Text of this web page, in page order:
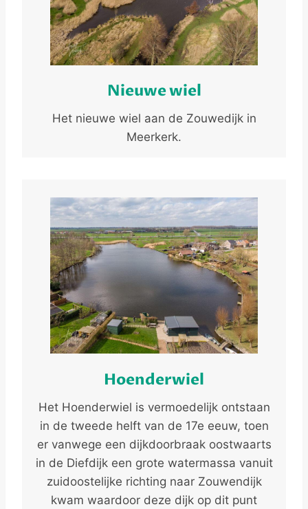
Nieuwe wiel
Het nieuwe wiel aan de Zouwedijk in
Meerkerk.
Hoenderwiel
Het Hoenderwiel is vermoedelijk ontstaan
in de tweede helft van de 17e eeuw, toen
er vanwege een dijkdoorbraak oostwaarts
in de Diefdijk een grote watermassa vanuit
zuidoostelijke richting naar Zouwendijk
kwam waardoor deze dijk op dit punt